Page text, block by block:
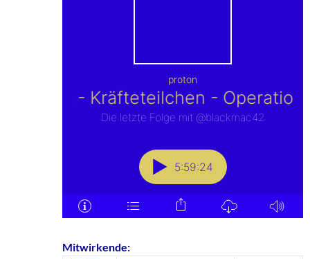
Mitwirkende: